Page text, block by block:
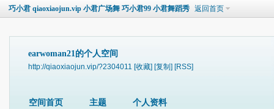
巧小君 qiaoxiaojun.vip 小君广场舞 巧小君99 小君舞蹈秀 返回首页
earwoman21的个人空间
http://qiaoxiaojun.vip/?2304011 [收藏] [复制] [RSS]
空间首页 主题 个人资料